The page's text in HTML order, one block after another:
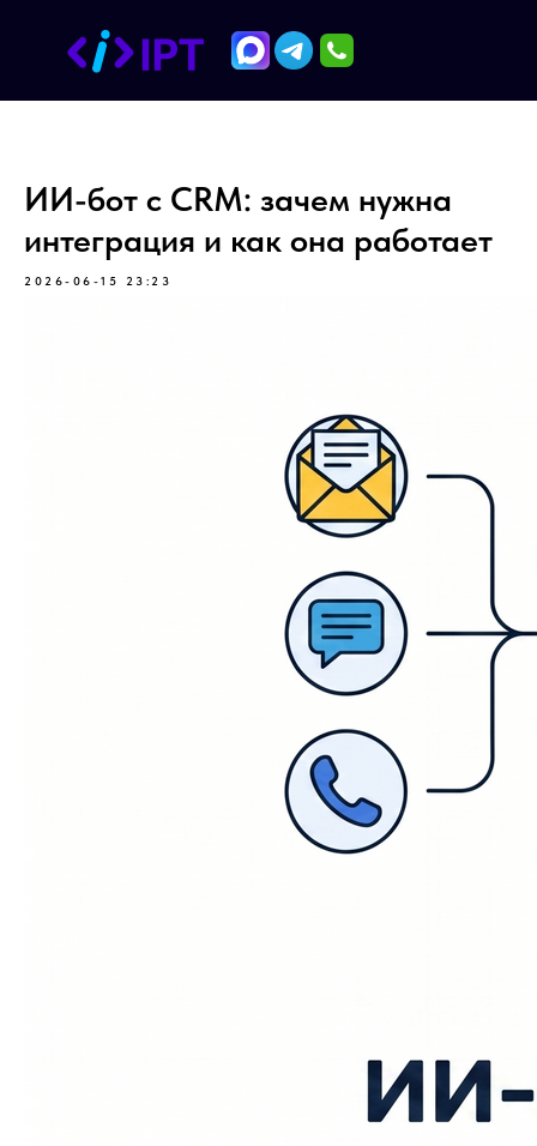
ИИ-бот с CRM: зачем нужна
интеграция и как она работает
2026-06-15 23:23